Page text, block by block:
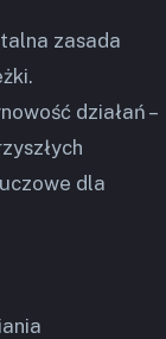
zasada
działań –
dla